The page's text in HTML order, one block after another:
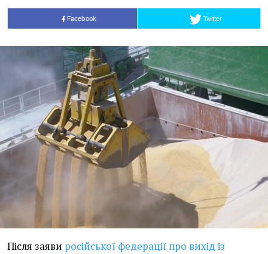
Facebook Twitter
Після заяви російської федерації про вихід із